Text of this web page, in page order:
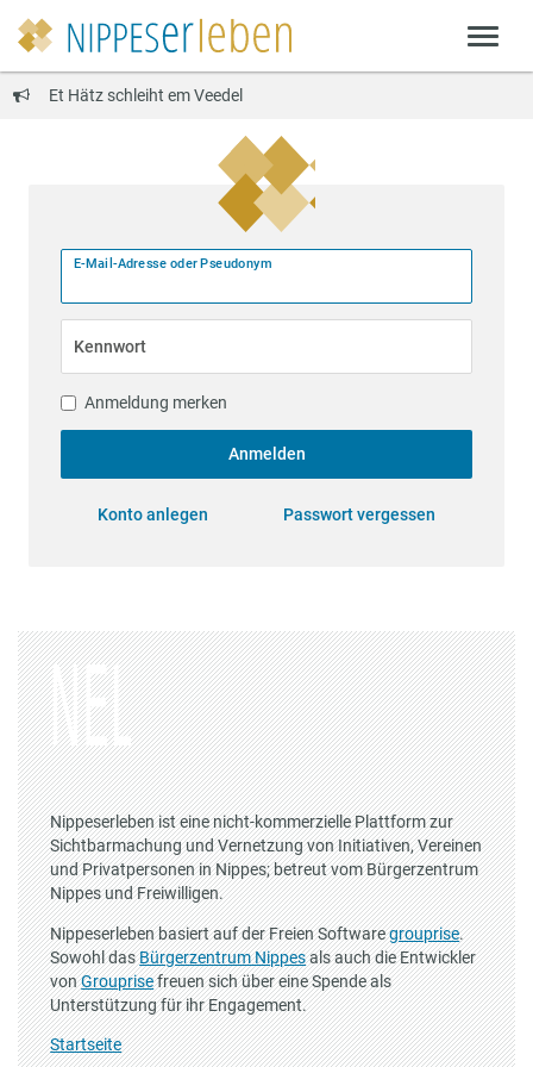
Et Hätz schleiht em Veedel
E-Mail-Adresse oder Pseudonym
Kennwort
Anmeldung merken
Anmelden
Konto anlegen Passwort vergessen
Nippeserleben ist eine nicht-kommerzielle Plattform zur
Sichtbarmachung und Vernetzung von Initiativen, Vereinen
und Privatpersonen in Nippes; betreut vom Bürgerzentrum
Nippes und Freiwilligen.
Nippeserleben basiert auf der Freien Softwaregrouprise.
Sowohl dasBürgerzentrum Nippesals auch die Entwickler
vonGrouprisefreuen sich über eine Spende als
Unterstützung für ihr Engagement.
Startseite